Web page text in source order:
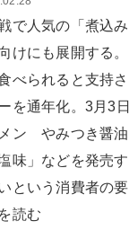
で人気の「煮込み
けにも展開する。
べられると支持さ
を通年化。3月3日
ン やみつき醤油
味」などを発売す
という消費者の要
読む